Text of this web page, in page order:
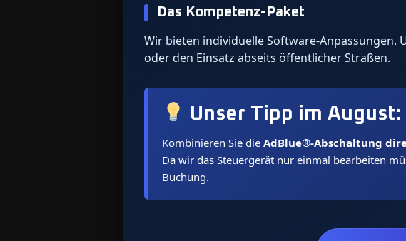
Das Kompetenz-Paket
Wir bieten individuelle Software-
oder den Einsatz abseits öffentlicher Straßen.
Unser Tipp im August:
Kombinieren Sie die AdBlue®-Abschaltung
Da wir das Steuergerät nur einmal bearbeiten
Buchung.